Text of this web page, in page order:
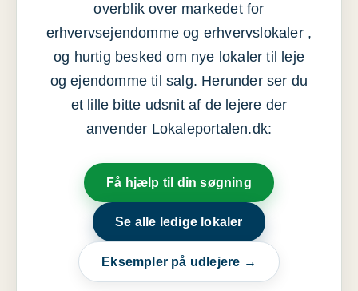
overblik over markedet for
erhvervsejendomme og erhvervslokaler ,
og hurtig besked om nye lokaler til leje
og ejendomme til salg. Herunder ser du
et lille bitte udsnit af de lejere der
anvender Lokaleportalen.dk:
Få hjælp til din søgning
Se alle ledige lokaler
Eksempler på udlejere →